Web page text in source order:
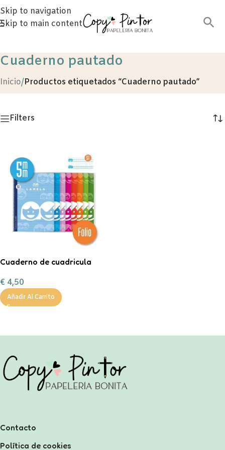
Skip to navigation
Skip to main content
Cuaderno pautado
Inicio/Productos etiquetados “Cuaderno pautado”
Filters
Cuaderno de cuadricula
€ 4,50
Añadir Al Carrito
Contacto
Política de cookies